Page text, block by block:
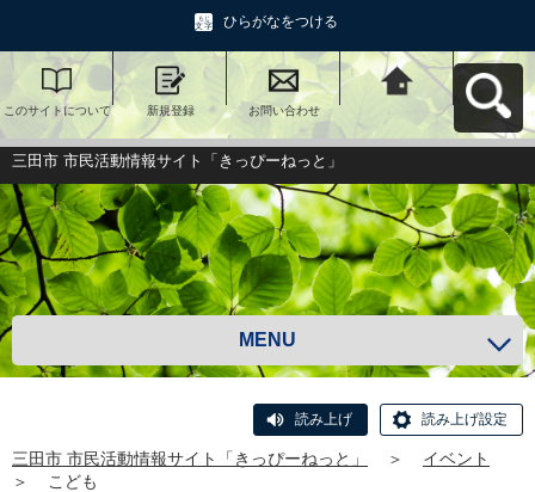
ひらがなをつける
このサイトについて 新規登録 お問い合わせ
三田市 市民活動情報
サイト「きっぴーね
っと」へ戻る
三田市 市民活動情報サイト「きっぴーねっと」
MENU
読み上げ 読み上げ設定
三田市 市民活動情報サイト「きっぴーねっと」 ＞
イベント
＞
こども